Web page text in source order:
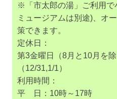
※「市太郎の湯」ご利用で
ミュージアムは別途)、オ
策できます。
定休日：
第3金曜日（8月と10月を
（12/31,1/1）
利用時間：
平 日：10時～17時